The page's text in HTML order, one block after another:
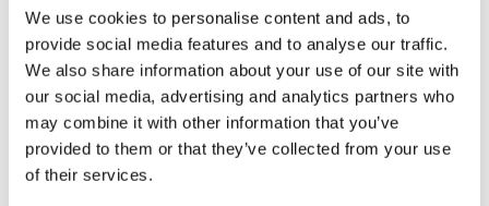
We use cookies to personalise content and ads, to
provide social media features and to analyse our traffic.
We also share information about your use of our site with
our social media, advertising and analytics partners who
may combine it with other information that you’ve
provided to them or that they’ve collected from your use
of their services.
Modelos CAD 3D
Serviço de engenharia
Peça parte OE
Download PDF